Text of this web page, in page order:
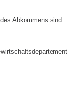
Abkommens sind: